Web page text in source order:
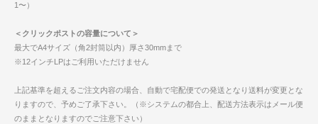
1〜）
＜クリックポストの容量について＞
最大でA4サイズ（角2封筒以内）厚さ30mmまで
※12インチLPはご利用いただけません
上記基準を超えるご注文内容の場合、自動で宅配便での発送となり送料が変更とな
りますので、予めご了承下さい。（※システムの都合上、配送方法表示はメール便
のままとなりますのでご注意下さい）